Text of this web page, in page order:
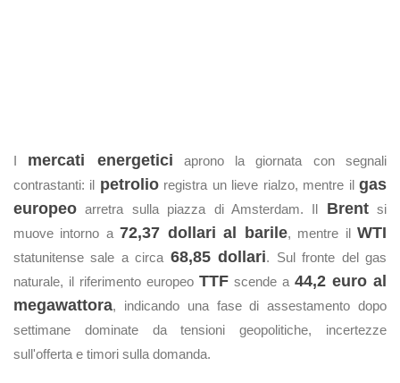
I mercati energetici aprono la giornata con segnali
contrastanti: il petrolioregistra un lieve rialzo, mentre ilgas
europeo arretra sulla piazza di Amsterdam. Il Brentsi
muove intorno a72,37 dollari al barile, mentre ilWTI
statunitense sale a circa 68,85 dollari. Sul fronte del gas
naturale, il riferimento europeo TTF scende a 44,2 euro al
megawattora, indicando una fase di assestamento dopo
settimane dominate da tensioni geopolitiche, incertezze
sull'offerta e timori sulla domanda.